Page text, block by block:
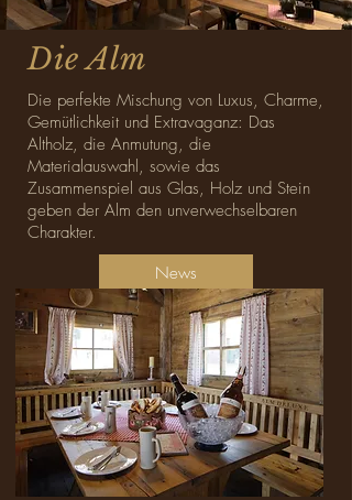
Die Alm
Die perfekte Mischung von Luxus, Charme,
Gemütlichkeit und Extravaganz: Das
Altholz, die Anmutung, die
Materialauswahl, sowie das
Zusammenspiel aus Glas, Holz und Stein
geben der Alm den unverwechselbaren
Charakter.
News